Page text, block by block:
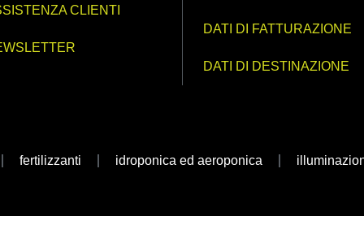
CLIENTI
DATI DI FATTURAZIONE
DATI DI DESTINAZIONE
fertilizzanti idroponica ed aeroponica